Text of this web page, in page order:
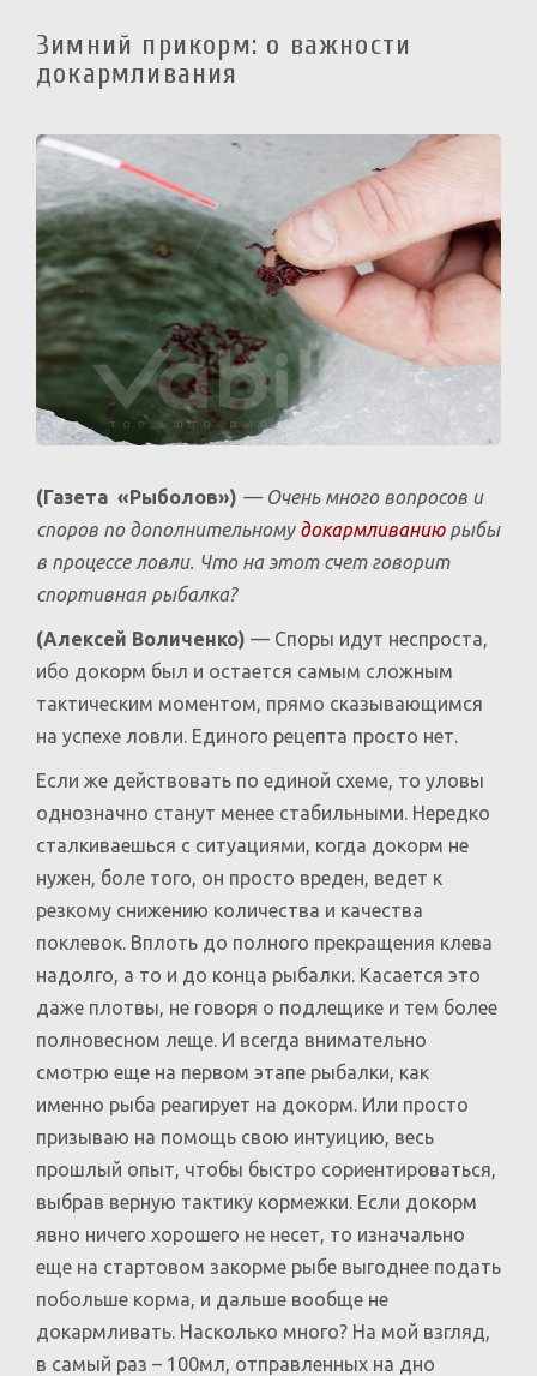
Зимний прикорм: о важности
докармливания
(Газета «Рыболов») — Очень много вопросов и
споров по дополнительному докармливаниюрыбы
в процессе ловли. Что на этот счет говорит
спортивная рыбалка?
(Алексей Воличенко) — Споры идут неспроста,
ибо докорм был и остается самым сложным
тактическим моментом, прямо сказывающимся
на успехе ловли. Единого рецепта просто нет.
Если же действовать по единой схеме, то уловы
однозначно станут менее стабильными. Нередко
сталкиваешься с ситуациями, когда докорм не
нужен, боле того, он просто вреден, ведет к
резкому снижению количества и качества
поклевок. Вплоть до полного прекращения клева
надолго, а то и до конца рыбалки. Касается это
даже плотвы, не говоря о подлещике и тем более
полновесном леще. И всегда внимательно
смотрю еще на первом этапе рыбалки, как
именно рыба реагирует на докорм. Или просто
призываю на помощь свою интуицию, весь
прошлый опыт, чтобы быстро сориентироваться,
выбрав верную тактику кормежки. Если докорм
явно ничего хорошего не несет, то изначально
еще на стартовом закорме рыбе выгоднее подать
побольше корма, и дальше вообще не
докармливать. Насколько много? На мой взгляд,
в самый раз – 100мл, отправленных на дно